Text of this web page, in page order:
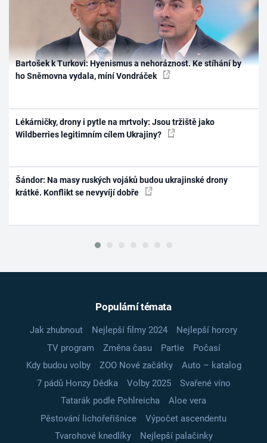
Bartošek k Turkovi: Hyenismus a nehoráznost. Ke stíhání by
ho Sněmovna vydala, míní Vondráček
Lékárničky, drony i pytle na mrtvoly: Jsou tržiště jako
Wildberries legitimním cílem Ukrajiny?
Šándor: Na masy ruských vojáků budou ukrajinské drony
krátké. Konflikt se nevyvíjí dobře
Populární témata
Jak zhubnout Nejlepší filmy 2024
Nejlepší horory
TV program
Změna času Partie
Počasí
Kdy budou volby
ZOO Nové začátky
Auto – katalog
7 pádů Honzy Dědka
Volby 2025
Svařené víno
Tatarák podle Pohlreicha
Aloe vera
Pěstování lichořeřišnice
Výpočet ascendentu
Tvarohové knedlíky
Nejlepší palačinky